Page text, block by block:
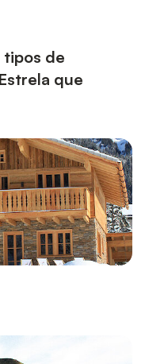
tipos de
que